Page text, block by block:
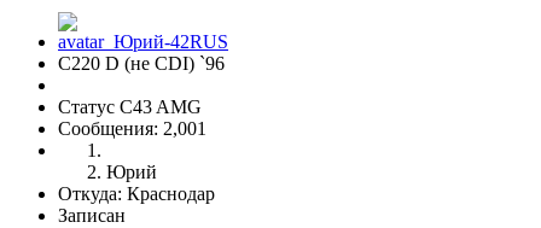
С220 D (не CDI) `96
Статус C43 AMG
Сообщения: 2,001
Юрий
Откуда: Краснодар
Записан